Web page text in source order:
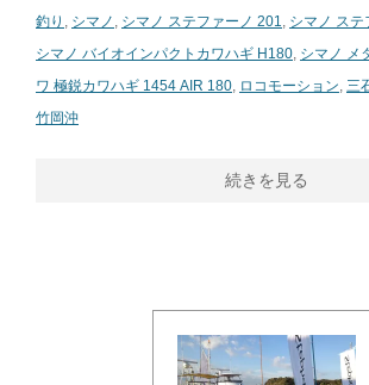
釣り , シマノ , シマノ ステファーノ 201, シマノ ステ
シマノ バイオインパクトカワハギ H180, シマノ メ
ワ 極鋭カワハギ 1454 AIR 180, ロコモーション, 三
竹岡沖
続きを見る